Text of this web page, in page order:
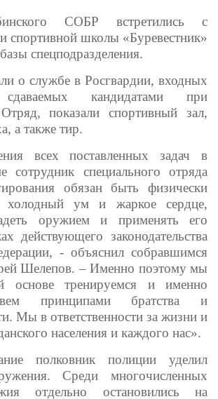
СОБР встретились с
спортивной школы «Буревестник»
спецподразделения.
о службе в Росгвардии, входных
сдаваемых кандидатами при
показали спортивный зал,
а также тир.
всех поставленных задач в
сотрудник специального отряда
обязан быть физически
холодный ум и жаркое сердце,
оружием и применять его
действующего законодательства
- объяснил собравшимся
Шелепов. – Именно поэтому мы
основе тренируемся и именно
принципами братства и
Мы в ответственности за жизни и
населения и каждого нас».
полковник полиции уделил
Среди многочисленных
отдельно остановились на